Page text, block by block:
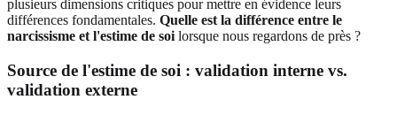
plusieurs dimensions critiques pour mettre en évidence leurs
différences fondamentales. Quelle est la différence entre le
narcissisme et l'estime de soi lorsque nous regardons de près ?
Source de l'estime de soi : validation interne vs.
validation externe